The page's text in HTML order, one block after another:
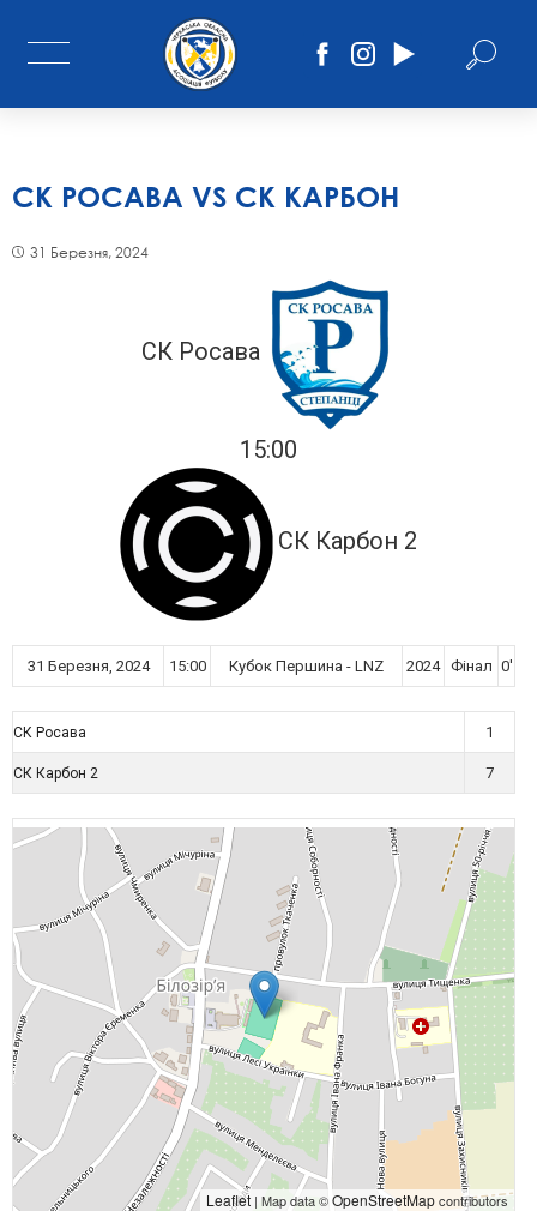
СК РОСАВА VS СК КАРБОН
31 Березня, 2024
СК Росава
15:00
СК Карбон 2
31 Березня, 2024 15:00 Кубок Першина - LNZ 2024 Фінал 0'
СК Росава 1
СК Карбон 2 7
Leaflet | Map data ©OpenStreetMapcontributors